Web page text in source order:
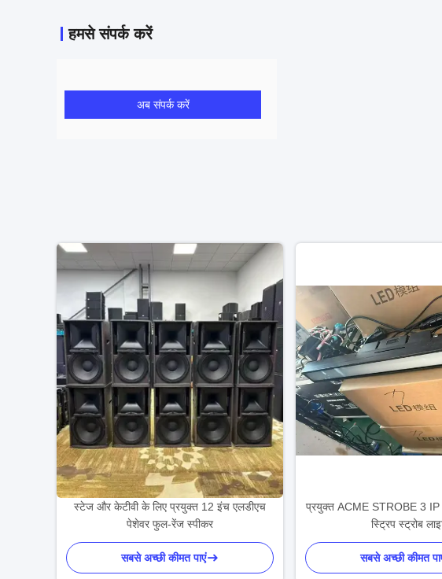
हमसे संपर्क करें
अब संपर्क करें
स्टेज और केटीवी के लिए प्रयुक्त 12 इंच एलडीएच
पेशेवर फुल-रेंज स्पीकर
सबसे अच्छी कीमत पाएं
प्रयुक्त ACME STROBE 3 IP
स्ट्रिप स्ट्रोब
सबसे अच्छी कीमत